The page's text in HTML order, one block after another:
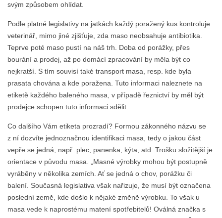
svým způsobem ohlídat.
Podle platné legislativy na jatkách každý poražený kus kontroluje
veterinář, mimo jiné zjišťuje, zda maso neobsahuje antibiotika.
Teprve poté maso pustí na náš trh. Doba od porážky, přes
bourání a prodej, až po domácí zpracování by měla být co
nejkratší. S tím souvisí také transport masa, resp. kde byla
prasata chována a kde poražena. Tuto informaci naleznete na
etiketě každého baleného masa, v případě řeznictví by měl být
prodejce schopen tuto informaci sdělit.
Co dalšího Vám etiketa prozradí? Formou zákonného názvu se
z ní dozvíte jednoznačnou identifikaci masa, tedy o jakou část
vepře se jedná, např. plec, panenka, kýta, atd. Trošku složitější je
orientace v původu masa. „Masné výrobky mohou být postupně
vyráběny v několika zemích. Ať se jedná o chov, porážku či
balení. Současná legislativa však nařizuje, že musí být označena
poslední země, kde došlo k nějaké změně výrobku. To však u
masa vede k naprostému matení spotřebitelů! Oválná značka s